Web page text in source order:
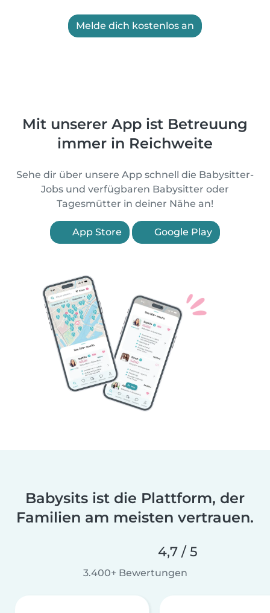
Melde dich kostenlos an
Mit unserer App ist Betreuung
immer in Reichweite
Sehe dir über unsere App schnell die Babysitter-
Jobs und verfügbaren Babysitter oder
Tagesmütter in deiner Nähe an!
App Store Google Play
Babysits ist die Plattform, der
Familien am meisten vertrauen.
4,7 / 5
3.400+ Bewertungen